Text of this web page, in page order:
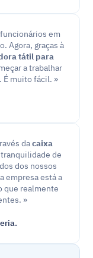
em
Agora, graças à
tátil para
a trabalhar
muito fácil. »
da caixa
de
dos nossos
empresa está a
que realmente
»